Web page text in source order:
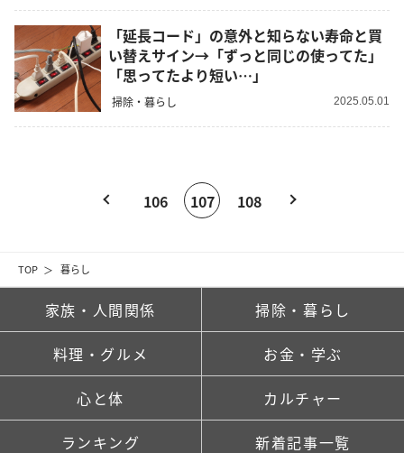
TOP 暮らし
「延長コード」の意外と知らない寿命と買
い替えサイン→「ずっと同じの使ってた」
「思ってたより短い…」
掃除・暮らし 2025.05.01
106 107 108
家族・人間関係 掃除・暮らし
料理・グルメ お金・学ぶ
心と体 カルチャー
ランキング 新着記事一覧